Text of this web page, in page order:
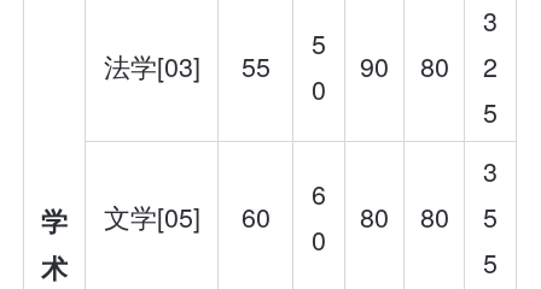
学
术
法学[03] 55
5
0
90 80
3
2
5
文学[05] 60
6
0
80 80
3
5
5